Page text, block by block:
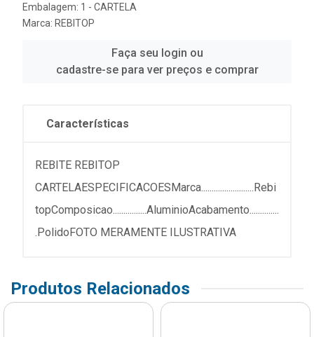
Embalagem: 1 - CARTELA
Marca: REBITOP
Faça seu login ou
cadastre-se para ver preços e comprar
Características
REBITE REBITOP
CARTELAESPECIFICACOESMarca.........................Rebi
topComposicao................AluminioAcabamento..............
.PolidoFOTO MERAMENTE ILUSTRATIVA
Produtos Relacionados